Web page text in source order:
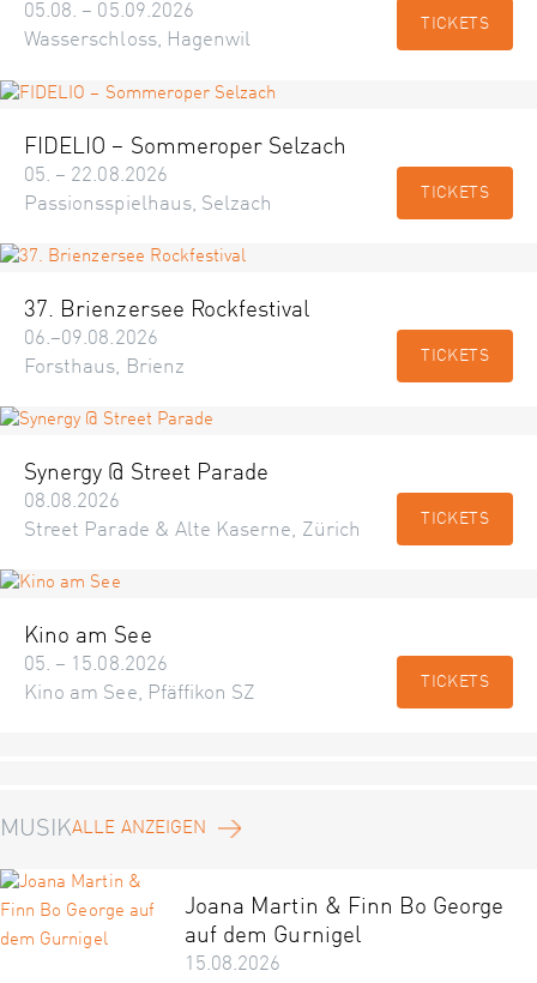
05.08. – 05.09.2026
Wasserschloss, Hagenwil
TICKETS
FIDELIO – Sommeroper Selzach
05. – 22.08.2026
Passionsspielhaus, Selzach
TICKETS
37. Brienzersee Rockfestival
06.–09.08.2026
Forsthaus, Brienz
TICKETS
Synergy @ Street Parade
08.08.2026
Street Parade & Alte Kaserne, Zürich
TICKETS
Kino am See
05. – 15.08.2026
Kino am See, Pfäffikon SZ
TICKETS
MUSIKALLE ANZEIGEN
Joana Martin & Finn Bo George
auf dem Gurnigel
15.08.2026